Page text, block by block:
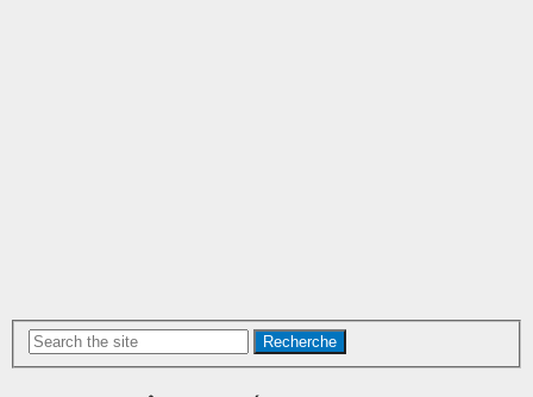
Recherche